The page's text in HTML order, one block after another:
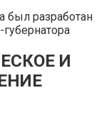
был разработан
И